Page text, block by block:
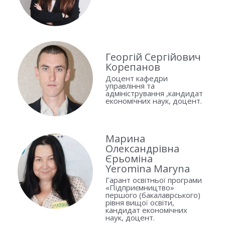
Георгій Сергійович
Корепанов
Доцент кафедри
управління та
адміністрування ,кандидат
економічних наук, доцент.
Марина
Олександрівна
Єрьоміна
Yeromina Maryna
Гарант освітньої програми
«Підприємництво»
першого (бакалаврського)
рівня вищої освіти,
кандидат економічних
наук, доцент.